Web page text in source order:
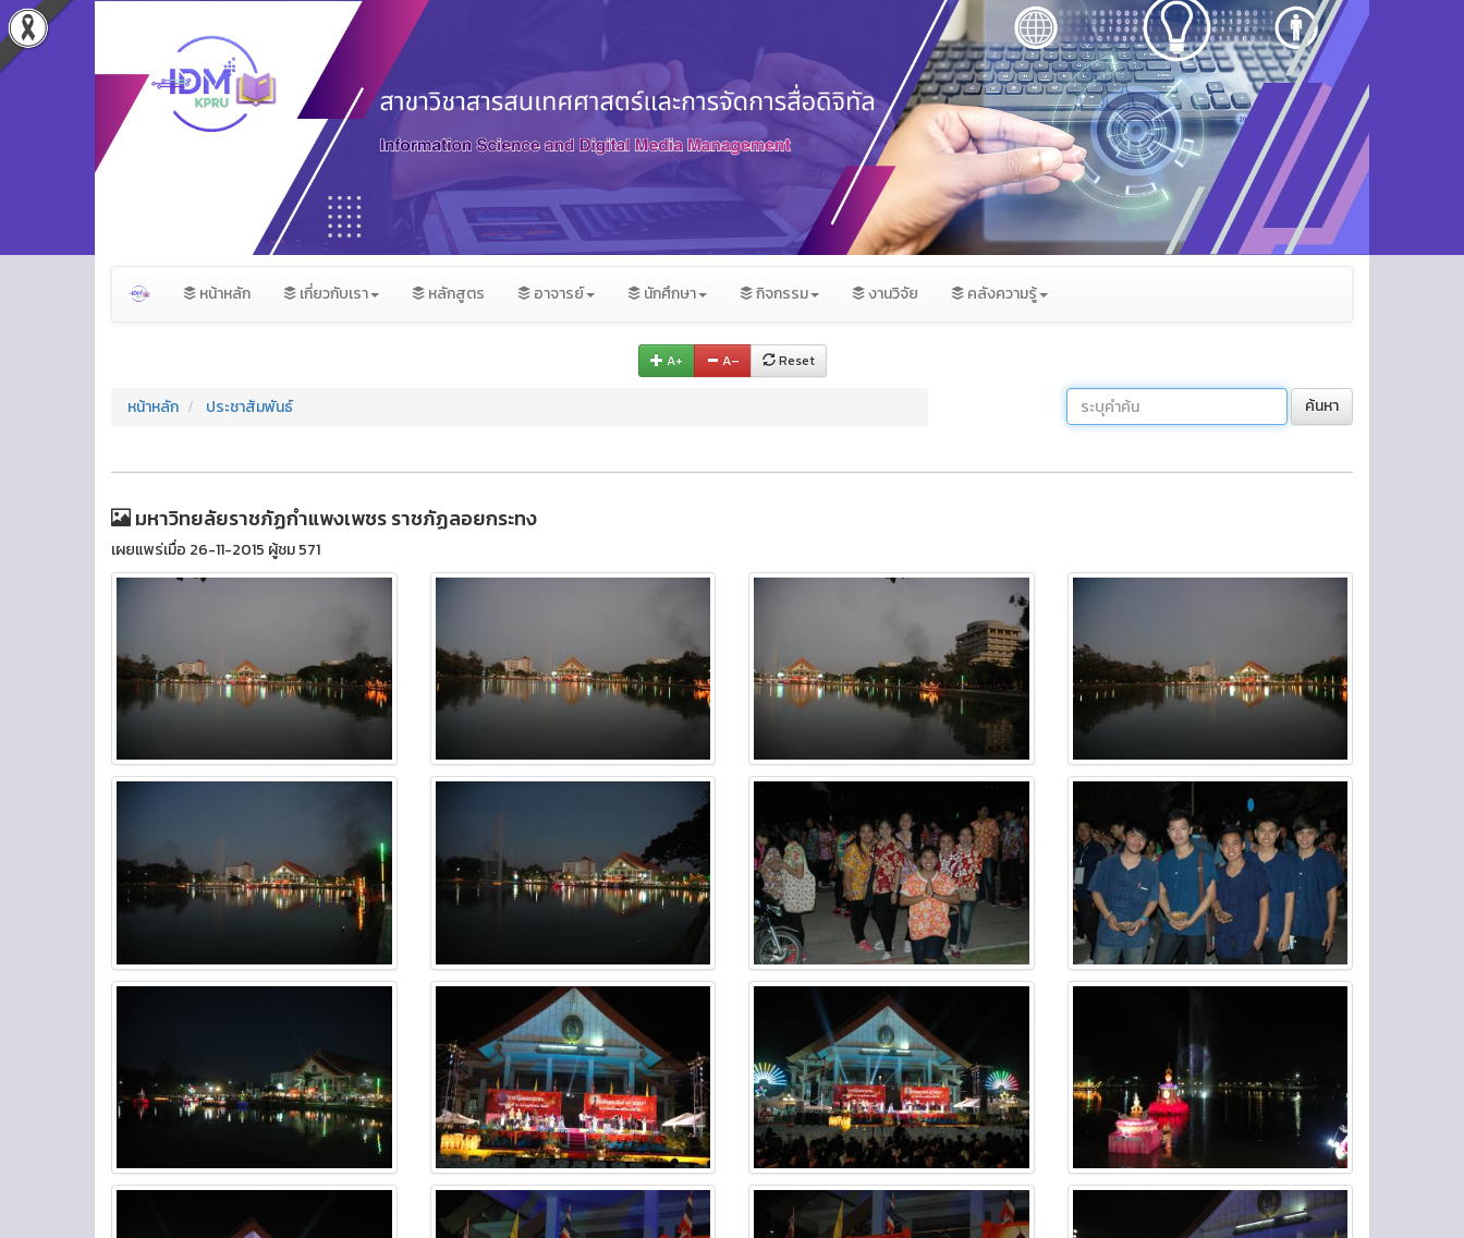
หน้าหลัก เกี่ยวกับเรา หลักสูตร อาจารย์ นักศึกษา กิจกรรม งานวิจัย คลังความรู้
A+ A– Reset
หน้าหลัก ประชาสัมพันธ์ ค้นหา
มหาวิทยลัยราชภัฏกำแพงเพชร ราชภัฏลอยกระทง
เผยแพร่เมื่อ 26-11-2015 ผู้ชม 571